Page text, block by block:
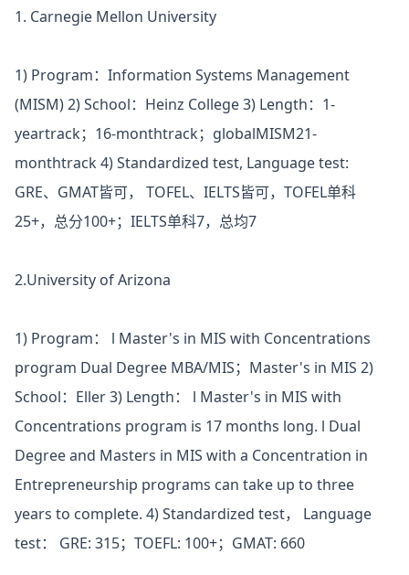
1. Carnegie Mellon University
1) Program：Information Systems Management
(MISM) 2) School：Heinz College 3) Length：1-
yeartrack；16-monthtrack；globalMISM21-
monthtrack 4) Standardized test, Language test:
GRE、GMAT皆可， TOFEL、IELTS皆可，TOFEL单科
25+，总分100+；IELTS单科7，总均7
2.University of Arizona
1) Program： l Master's in MIS with Concentrations
program Dual Degree MBA/MIS；Master's in MIS 2)
School：Eller 3) Length： l Master's in MIS with
Concentrations program is 17 months long. l Dual
Degree and Masters in MIS with a Concentration in
Entrepreneurship programs can take up to three
years to complete. 4) Standardized test， Language
test： GRE: 315；TOEFL: 100+；GMAT: 660